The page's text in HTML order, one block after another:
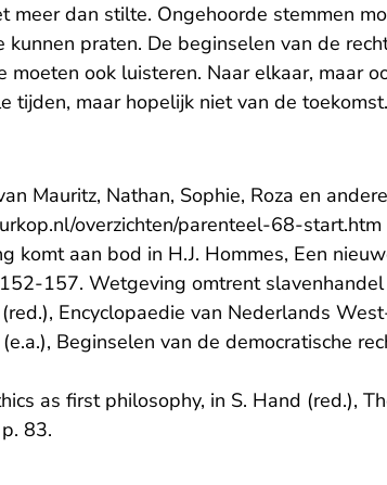
meer dan stilte. Ongehoorde stemmen
kunnen praten. De beginselen van de
moeten ook luisteren. Naar elkaar, maar
tijden, maar hopelijk niet van de toekomst.
Mauritz, Nathan, Sophie, Roza en
overzichten/parenteel-68-start.htm
komt aan bod in H.J. Hommes, Een
157. Wetgeving omtrent slavenhandel
(red.), Encyclopaedie van Nederlands
(e.a.), Beginselen van de democratische
as first philosophy, in S. Hand (red.),
83.